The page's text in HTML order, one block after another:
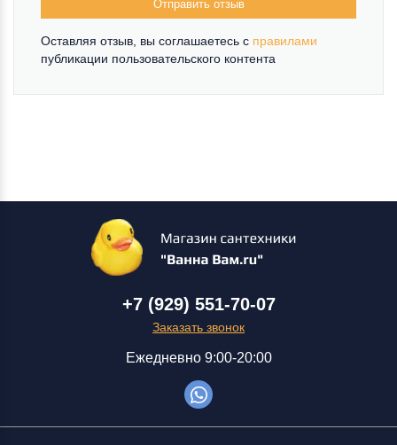
Отправить отзыв
Оставляя отзыв, вы соглашаетесь c правилами
публикации пользовательского контента
+7 (929) 551-70-07
Заказать звонок
Ежедневно 9:00-20:00